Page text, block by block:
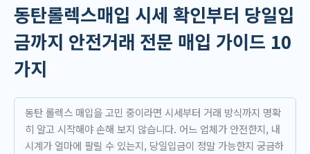
동탄롤렉스매입 시세 확인부터 당일입
금까지 안전거래 전문 매입 가이드 10
가지
동탄 롤렉스 매입을 고민 중이라면 시세부터 거래 방식까지 명확
히 알고 시작해야 손해 보지 않습니다. 어느 업체가 안전한지, 내
시계가 얼마에 팔릴 수 있는지, 당일입금이 정말 가능한지 궁금하